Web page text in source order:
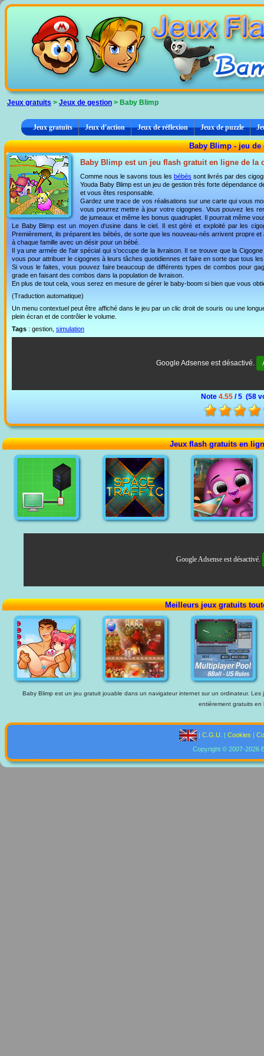
Jeux gratuits > Jeux de gestion > Baby Blimp
Jeux gratuits Jeux d'action Jeux de réflexion Jeux de puzzle
Baby Blimp - jeu de
Baby Blimp est un jeu flash gratuit en ligne de la
Comme nous le savons tous les bébés sont livrés par des
Youda Baby Blimp est un jeu de gestion très forte dépendance
et vous êtes responsable.
Gardez une trace de vos réalisations sur une carte qui vous
vous pourrez mettre à jour votre cigognes. Vous pouvez les
de jumeaux et même les bonus quadruplet. Il pourrait même
Le Baby Blimp est un moyen d'usine dans le ciel. Il est géré et exploité par les
Premièrement, ils préparent les bébés, de sorte que les nouveau-nés arrivent propre
à chaque famille avec un désir pour un bébé.
Il ya une armée de l'air spécial qui s'occupe de la livraison. Il se trouve que la
vous pour attribuer le cigognes à leurs tâches quotidiennes et faire en sorte que tous
Si vous le faites, vous pouvez faire beaucoup de différents types de combos pour
grade en faisant des combos dans la population de livraison.
En plus de tout cela, vous serez en mesure de gérer le baby-boom si bien que vous
(Traduction automatique)
Un menu contextuel peut être affiché dans le jeu par un clic droit de souris ou une
plein écran et de contrôler le volume.
Tags : gestion, simulation
Google Adsense est désactivé.
Note 4.55/ 5 (58
Jeux flash gratuits en
Google Adsense est désactivé.
Meilleurs jeux gratuits
Baby Blimp est un jeu gratuit jouable dans un navigateur internet sur un ordinateur.
entièrement gratuits en
|C.G.U.|Cookies|
Copyright © 2007-2026
Panneau de gestion des cookies